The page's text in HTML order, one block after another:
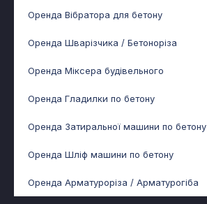
Оренда Вібратора для бетону
Оренда Шварізчика / Бетоноріза
Оренда Міксера будівельного
Оренда Гладилки по бетону
Оренда Затиральної машини по бетону
Оренда Шліф машини по бетону
Оренда Арматуроріза / Арматурогіба